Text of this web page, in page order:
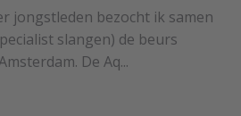
jongstleden bezocht ik samen
slangen) de beurs
De Aq...